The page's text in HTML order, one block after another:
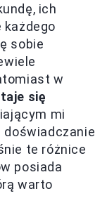
ich
każdego
sobie
w
się
mi
doświadczanie
te różnice
posiada
warto